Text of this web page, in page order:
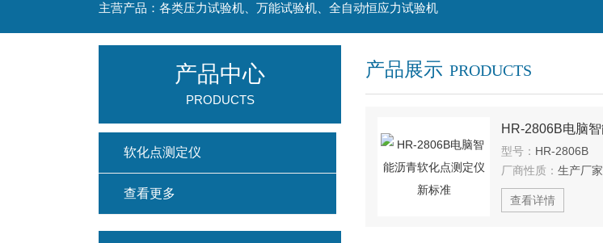
主营产品：各类压力试验机、万能试验机、全自动恒应力试验机
产品展示 PRODUCTS
型号： HR-2806B
厂商性质： 生产厂家
查看详情
产品中心
PRODUCTS
软化点测定仪
查看更多